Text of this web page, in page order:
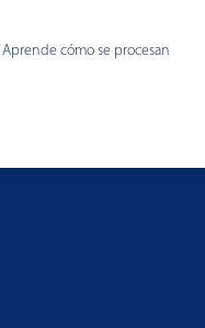
Aprende cómo se procesan